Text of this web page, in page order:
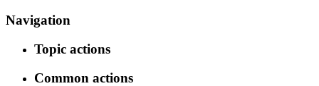
Navigation
Topic actions
Common actions